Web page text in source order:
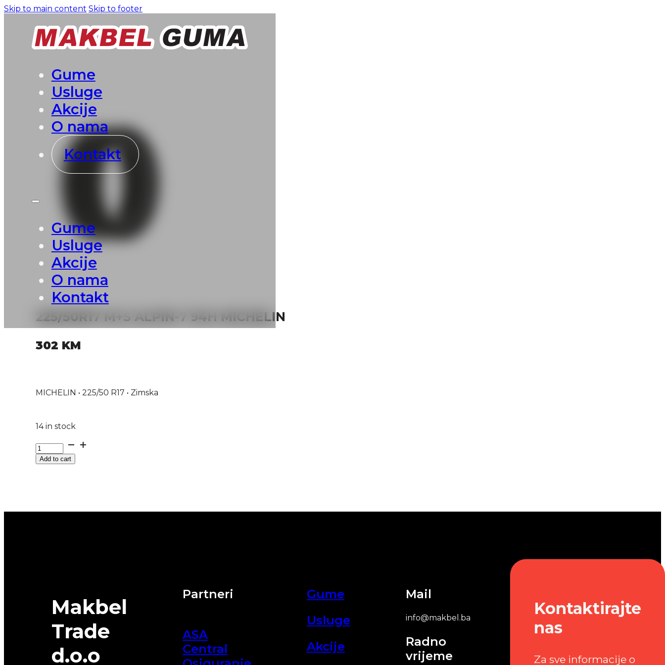
Skip to main content Skip to footer
Gume
Usluge
Akcije
O nama
Kontakt
Gume
Usluge
Akcije
O nama
Kontakt
225/50R17 M+S ALPIN-7 94H MICHELIN
302 KM
MICHELIN • 225/50 R17 • Zimska
14 in stock
225/50R17
M+S
ALPIN-
Add to cart
Makbel
Trade
d.o.o
Partneri
ASA
Central
Gume
Usluge
Akcije
Mail
info@makbel.ba
Radno
vrijeme
Kontaktirajte
nas
Za sve informacije o